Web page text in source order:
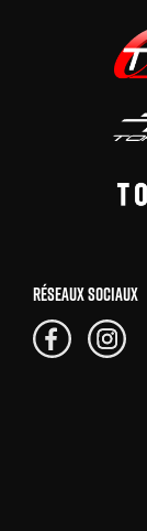
RÉSEAUX SOCIAUX